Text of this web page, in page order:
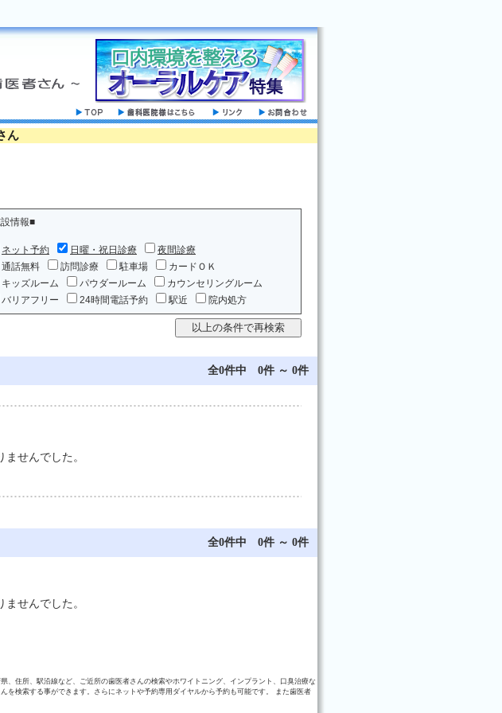
ん
情報■
ネット予約 日曜・祝日診療
夜間診療
通話無料
訪問診療 駐車場
カードＯＫ
キッズルーム
パウダールーム
カウンセリングルーム
バリアフリー
24時間電話予約 駅近 院内処方
全0件中 0件 ～ 0件
せんでした。
全0件中 0件 ～ 0件
せんでした。
、住所、駅沿線など、ご近所の歯医者さんの検索やホワイトニング、インプラント、口臭治療な
検索する事ができます。さらにネットや予約専用ダイヤルから予約も可能です。 また歯医者